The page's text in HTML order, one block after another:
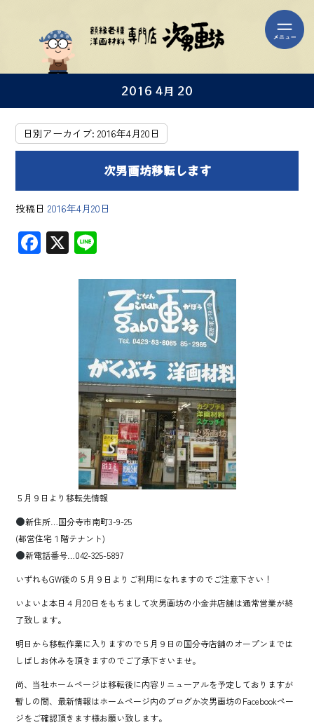
2016 4月 20
日別アーカイブ:2016年4月20日
次男画坊移転します
投稿日 2016年4月20日
F X
５月９日より移転先情報
新住所…国分寺市南町3-9-25
(都営住宅１階テナント)
新電話番号…042-325-5897
いずれもGW後の５月９日よりご利用になれますのでご注意下さい！
いよいよ本日４月20日をもちまして次男画坊の小金井店舗は通常営業が終
了致します。
明日から移転作業に入りますので５月９日の国分寺店舗のオープンまでは
しばしお休みを頂きますのでご了承下さいませ。
尚、当社ホームページは移転後に内容リニューアルを予定しておりますが
暫しの間、最新情報はホームページ内のブログか次男画坊のFacebookペー
ジをご確認頂きます様お願い致します。